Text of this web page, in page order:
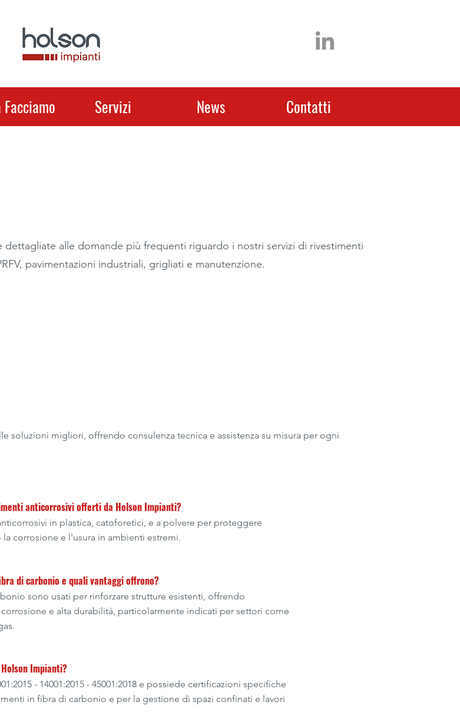
Facciamo Servizi News Contatti
alle domande più frequenti riguardo i nostri servizi di rivestimenti
pavimentazioni industriali, grigliati e manutenzione.
soluzioni migliori, offrendo consulenza tecnica e assistenza su misura per ogni
anticorrosivi offerti da Holson Impianti?
in plastica, catoforetici, e a polvere per proteggere
corrosione e l'usura in ambienti estremi.
di carbonio e quali vantaggi offrono?
sono usati per rinforzare strutture esistenti, offrendo
corrosione e alta durabilità, particolarmente indicati per settori come
Impianti?
- 14001:2015 - 45001:2018 e possiede certificazioni specifiche
in fibra di carbonio e per la gestione di spazi confinati e lavori